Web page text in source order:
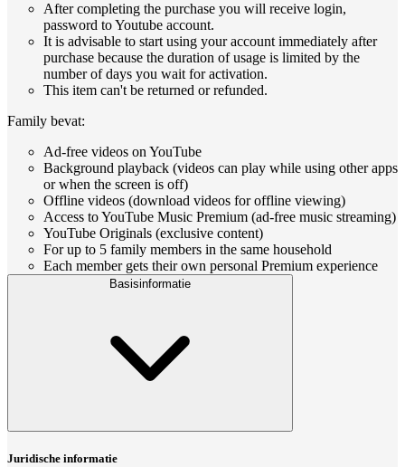
After completing the purchase you will receive login,
password to Youtube account.
It is advisable to start using your account immediately after
purchase because the duration of usage is limited by the
number of days you wait for activation.
This item can't be returned or refunded.
Family bevat:
Ad-free videos on YouTube
Background playback (videos can play while using other apps
or when the screen is off)
Offline videos (download videos for offline viewing)
Access to YouTube Music Premium (ad-free music streaming)
YouTube Originals (exclusive content)
For up to 5 family members in the same household
Each member gets their own personal Premium experience
Basisinformatie
Juridische informatie